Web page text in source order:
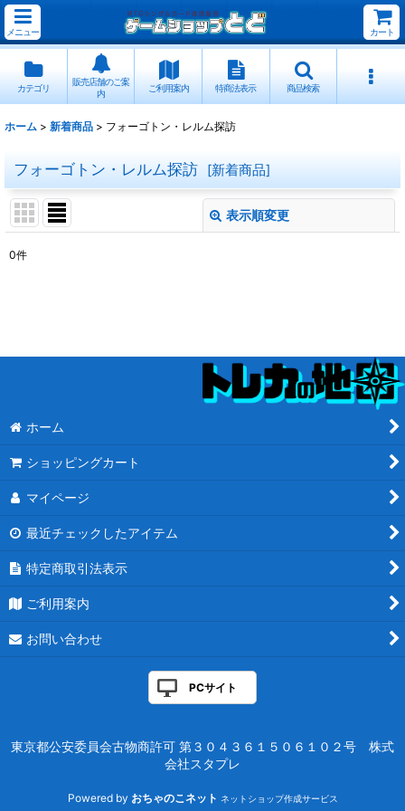
メニュー カート
カテゴリ
販売店舗のご案
内
ご利用案内 特商法表示 商品検索
ホーム > 新着商品 > フォーゴトン・レルム探訪
フォーゴトン・レルム探訪 [新着商品]
表示順変更
絞り込む
0件
ホーム
ショッピングカート
マイページ
最近チェックしたアイテム
特定商取引法表示
ご利用案内
お問い合わせ
PCサイト
東京都公安委員会古物商許可 第３０４３６１５０６１０２号 株式
会社スタプレ
Powered by おちゃのこネット ネットショップ作成サービス